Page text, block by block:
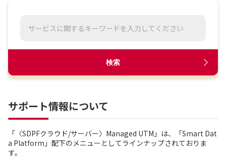
お知らせ サポートサイトの使い方
工事・故障情報通知サー
検索
サポート情報について
「〈SDPFクラウド/サーバー〉Managed UTM」は、「Smart Dat
a Platform」配下のメニューとしてラインナップされておりま
す。